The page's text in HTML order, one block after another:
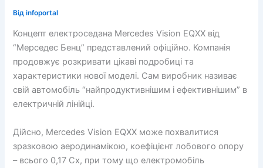
Відinfoportal
Концепт електроседана Mercedes Vision EQXX від
“Мерседес Бенц” представлений офіційно. Компанія
продовжує розкривати цікаві подробиці та
характеристики нової моделі. Сам виробник називає
свій автомобіль “найпродуктивнішим і ефективнішим” в
електричній лінійці.
Дійсно, Mercedes Vision EQXX може похвалитися
зразковою аеродинамікою, коефіцієнт лобового опору
– всього 0,17 Сх, при тому що електромобіль